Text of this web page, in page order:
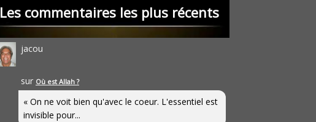
Les commentaires les plus récents
jacou
sur Où est Allah ?
« On ne voit bien qu'avec le coeur. L'essentiel est
invisible pour...